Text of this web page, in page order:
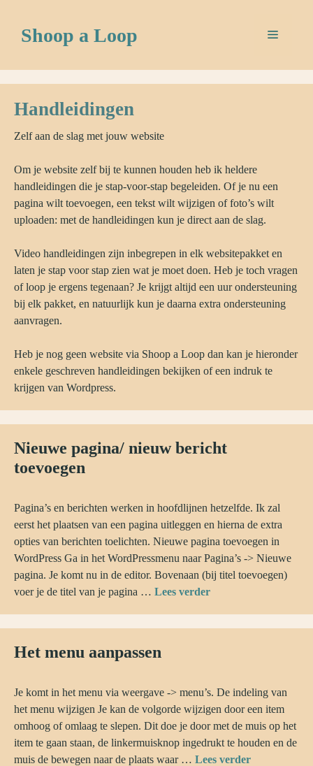
Shoop a Loop Menu
Handleidingen
Zelf aan de slag met jouw website
Om je website zelf bij te kunnen houden heb ik heldere
handleidingen die je stap-voor-stap begeleiden. Of je nu een
pagina wilt toevoegen, een tekst wilt wijzigen of foto’s wilt
uploaden: met de handleidingen kun je direct aan de slag.
Video handleidingen zijn inbegrepen in elk websitepakket en
laten je stap voor stap zien wat je moet doen. Heb je toch vragen
of loop je ergens tegenaan? Je krijgt altijd een uur ondersteuning
bij elk pakket, en natuurlijk kun je daarna extra ondersteuning
aanvragen.
Heb je nog geen website via Shoop a Loop dan kan je hieronder
enkele geschreven handleidingen bekijken of een indruk te
krijgen van Wordpress.
Nieuwe pagina/ nieuw bericht
toevoegen
Pagina’s en berichten werken in hoofdlijnen hetzelfde. Ik zal
eerst het plaatsen van een pagina uitleggen en hierna de extra
opties van berichten toelichten. Nieuwe pagina toevoegen in
WordPress Ga in het WordPressmenu naar Pagina’s -> Nieuwe
pagina. Je komt nu in de editor. Bovenaan (bij titel toevoegen)
voer je de titel van je pagina … Lees verder
Het menu aanpassen
Je komt in het menu via weergave -> menu’s. De indeling van
het menu wijzigen Je kan de volgorde wijzigen door een item
omhoog of omlaag te slepen. Dit doe je door met de muis op het
item te gaan staan, de linkermuisknop ingedrukt te houden en de
muis de bewegen naar de plaats waar … Lees verder